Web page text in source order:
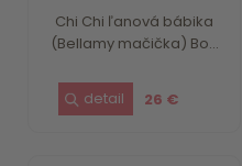
Chi Chi ľanová bábika
(Bellamy mačička) Bo...
26 €